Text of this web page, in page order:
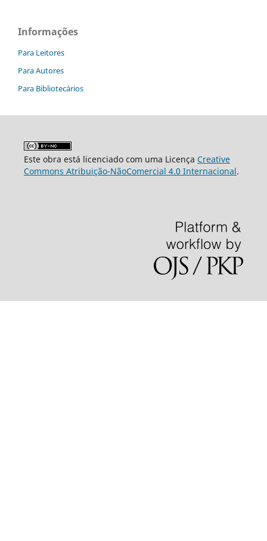
Informações
Para Leitores
Para Autores
Para Bibliotecários
Este obra está licenciado com uma Licença Creative
Commons Atribuição-NãoComercial 4.0 Internacional.